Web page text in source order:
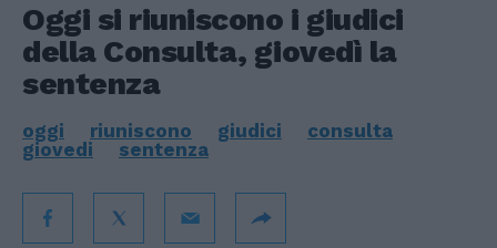
Oggi si riuniscono i giudici
della Consulta, giovedì la
sentenza
oggi riuniscono giudici
consulta
giovedi
sentenza